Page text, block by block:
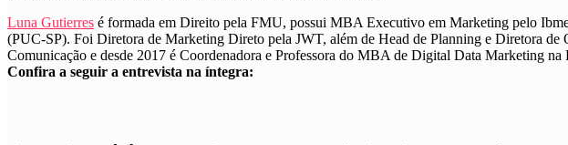
Luna Gutierres é formada em Direito pela FMU, possui MBA Executivo em Marketing pelo
(PUC-SP). Foi Diretora de Marketing Direto pela JWT, além de Head de Planning e Diretora
Comunicação e desde 2017 é Coordenadora e Professora do MBA de Digital Data Marketing na
Confira a seguir a entrevista na íntegra: